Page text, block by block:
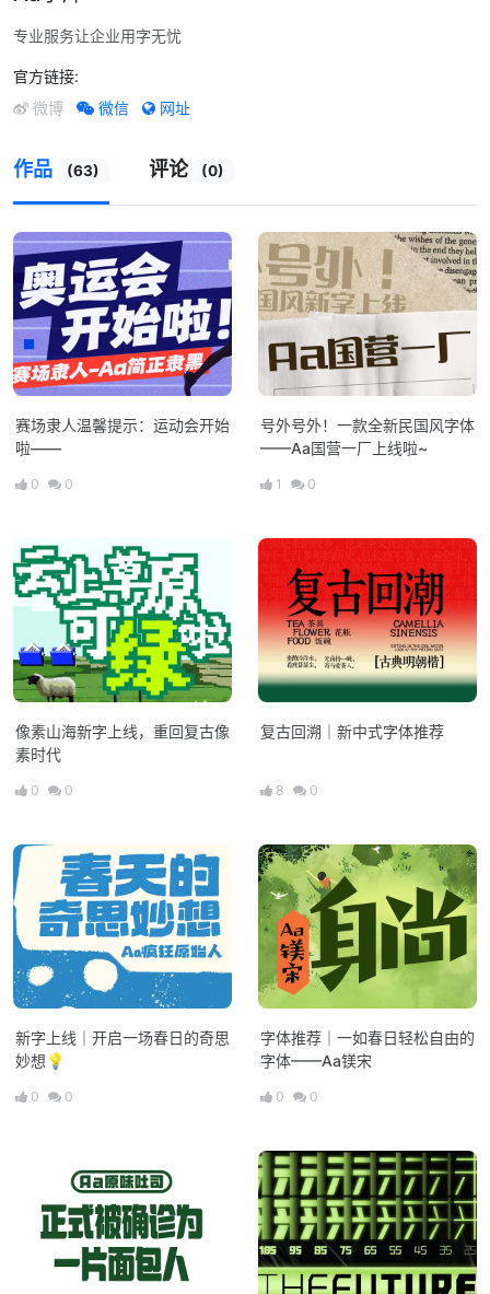
专业服务让企业用字无忧
官方链接:
微博 微信 网址
作品 (63) 评论 (0)
赛场隶人温馨提示：运动会开始
啦——
0 0
号外号外！一款全新民国风字体
——Aa国营一厂上线啦~
1 0
像素山海新字上线，重回复古像
素时代
0 0
复古回溯｜新中式字体推荐
8 0
新字上线｜开启一场春日的奇思
妙想💡
0 0
字体推荐｜一如春日轻松自由的
字体——Aa镁宋
0 0